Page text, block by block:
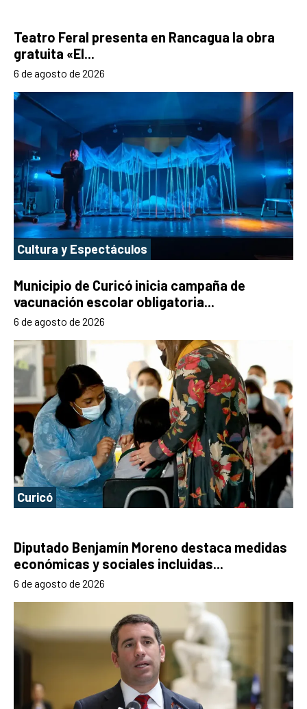
Teatro Feral presenta en Rancagua la obra
gratuita «El...
6 de agosto de 2026
Cultura y Espectáculos
Municipio de Curicó inicia campaña de
vacunación escolar obligatoria...
6 de agosto de 2026
Curicó
Diputado Benjamín Moreno destaca medidas
económicas y sociales incluidas...
6 de agosto de 2026